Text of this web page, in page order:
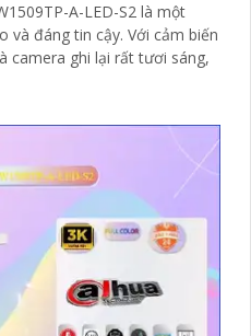
A-LED-S2 là một
tin cậy. Với cảm biến
camera ghi lại rất tươi sáng,